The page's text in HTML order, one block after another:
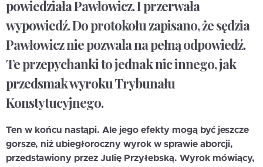
powiedziała Pawłowicz. I przerwała
wypowiedź. Do protokołu zapisano, że sędzia
Pawłowicz nie pozwala na pełną odpowiedź.
Te przepychanki to jednak nic innego, jak
przedsmak wyroku Trybunału
Konstytucyjnego.
Ten w końcu nastąpi. Ale jego efekty mogą być jeszcze
gorsze, niż ubiegłoroczny wyrok w sprawie aborcji,
przedstawiony przez Julię Przyłebską. Wyrok mówiący,